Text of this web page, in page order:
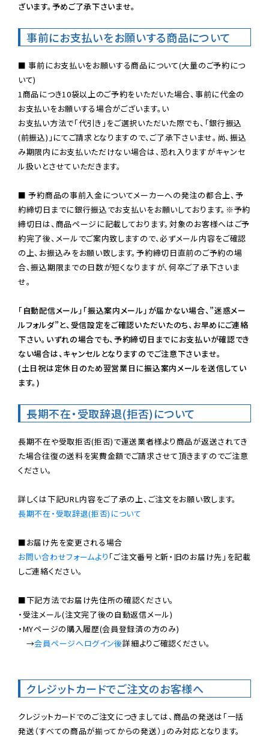
ざいます。予めご了承下さいませ。
事前にお支払いをお願いする商品について
■ 事前にお支払いをお願いする商品について(大量のご予約につ
いて)
1商品につき10袋以上のご予約をいただいた場合、事前に代金の
お支払いをお願いする場合がございます。い
お支払い方法で「代引き」をご選択いただいた際でも、「銀行振込
(前振込)」にてご請求となりますので、ご了承下さいませ。尚、振込
み期限内にお支払いただけない場合は、恐れ入りますがキャンセ
ル扱いとさせていただきます。
■ 予約商品の事前入金についてメーカーへの発注の都合上、予
約締切日までに銀行振込でお支払いをお願いしております。※予約
締切日は、商品ページに記載しております。対象のお客様へはご予
約完了後、メールでご案内致しますので、必ずメール内容をご確認
の上、お振込みをお願い致します。予約締切日直前のご予約の場
合、振込期限までの日数が短くなりますが、何卒ご了承下さいま
せ。
「自動配信メール」「振込案内メール」が届かない場合、”迷惑メー
ルフォルダ”と、受信設定をご確認いただいたのち、お早めにご連絡
下さい。いずれの場合でも、予約締切日までにお支払いが確認でき
ない場合は、キャンセルとなりますのでご注意下さいませ。
(土日祝は定休日のため翌営業日に振込案内メールを送信してい
ます。)
長期不在・受取辞退(拒否)について
長期不在や受取拒否(拒否)で運送業者様より商品が返送されてき
た場合往復の送料を実費金額でご請求させて頂きますのでご注意
ください。
長期不在・受取辞退(拒否)について
お問い合わせフォームより 「ご注文番号と新・旧のお届け先」を記載
しご連絡ください。
■下記方法でお届け先住所の確認ください。
・受注メール(注文完了後の自動返信メール)
・MYページの購入履歴(会員登録済の方のみ)
→会員ページへログイン後詳細よりご確認ください。
クレジットカードでご注文のお客様へ
クレジットカードでのご注文につきましては、商品の発送は「一括
発送（すべての商品が揃ってからの発送）」のみ対応となります。